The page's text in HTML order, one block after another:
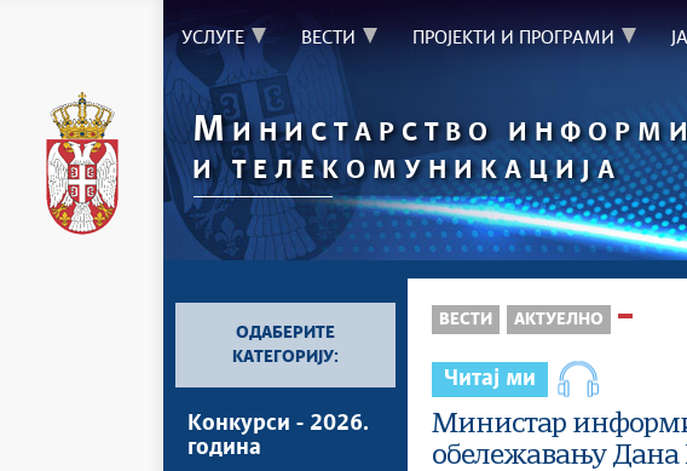
УСЛУГЕ ВЕСТИ ПРОЈЕКТИ И ПРОГРАМИ
МИНИСТАРСТВО
И ТЕЛЕКОМУНИКАЦИЈА
ОДАБЕРИТЕ
КАТЕГОРИЈУ:
Конкурси - 2026.
година
ВЕСТИ АКТУЕЛНО
Читај ми
Министар
обележавању Дана